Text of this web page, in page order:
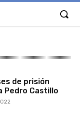
de prisión
Pedro Castillo